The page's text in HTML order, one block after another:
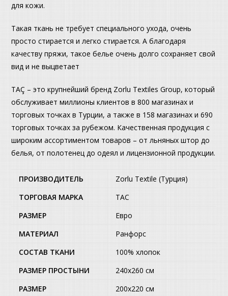
для кожи.
Такая ткань не требует специального ухода, очень
просто стирается и легко стирается. А благодаря
качеству пряжи, такое белье очень долго сохраняет свой
вид и не выцветает
TAÇ – это крупнейший бренд Zorlu Textiles Group, который
обслуживает миллионы клиентов в 800 магазинах и
торговых точках в Турции, а также в 158 магазинах и 690
торговых точках за рубежом. Качественная продукция с
широким ассортиментом товаров – от льняных штор до
белья, от полотенец до одеял и лицензионной продукции.
ПРОИЗВОДИТЕЛЬ
Zorlu Textile (Турция)
ТОРГОВАЯ МАРКА
TAC
РАЗМЕР
Евро
МАТЕРИАЛ
Ранфорс
СОСТАВ ТКАНИ
100% хлопок
РАЗМЕР ПРОСТЫНИ
240х260 см
РАЗМЕР
200х220 см